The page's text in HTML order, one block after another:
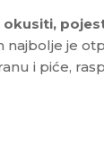
okusiti,
najbolje je
i piće,